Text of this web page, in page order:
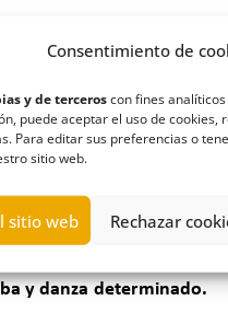
Consentimiento de
y de terceroscon fines
puede aceptar el uso de
Para editar sus preferencias o
sitio web.
sitio web Rechazar